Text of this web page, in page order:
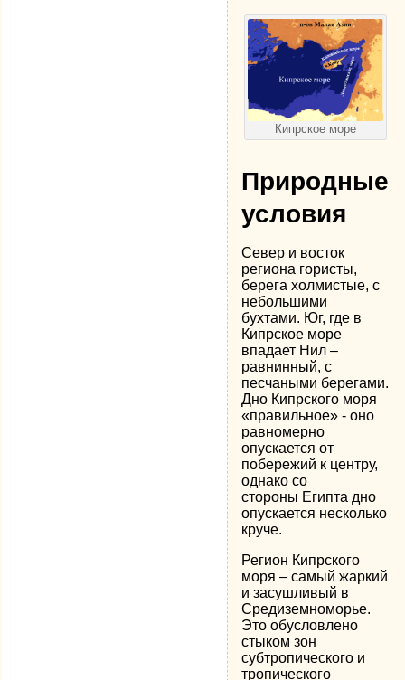
Кипрское море
Природные
условия
Север и восток
региона гористы,
берега холмистые, с
небольшими
бухтами. Юг, где в
Кипрское море
впадает Нил –
равнинный, с
песчаными берегами.
Дно Кипрского моря
«правильное» - оно
равномерно
опускается от
побережий к центру,
однако со
стороны Египта дно
опускается несколько
круче.
Регион Кипрского
моря – самый жаркий
и засушливый в
Средиземноморье.
Это обусловлено
стыком зон
субтропического и
тропического